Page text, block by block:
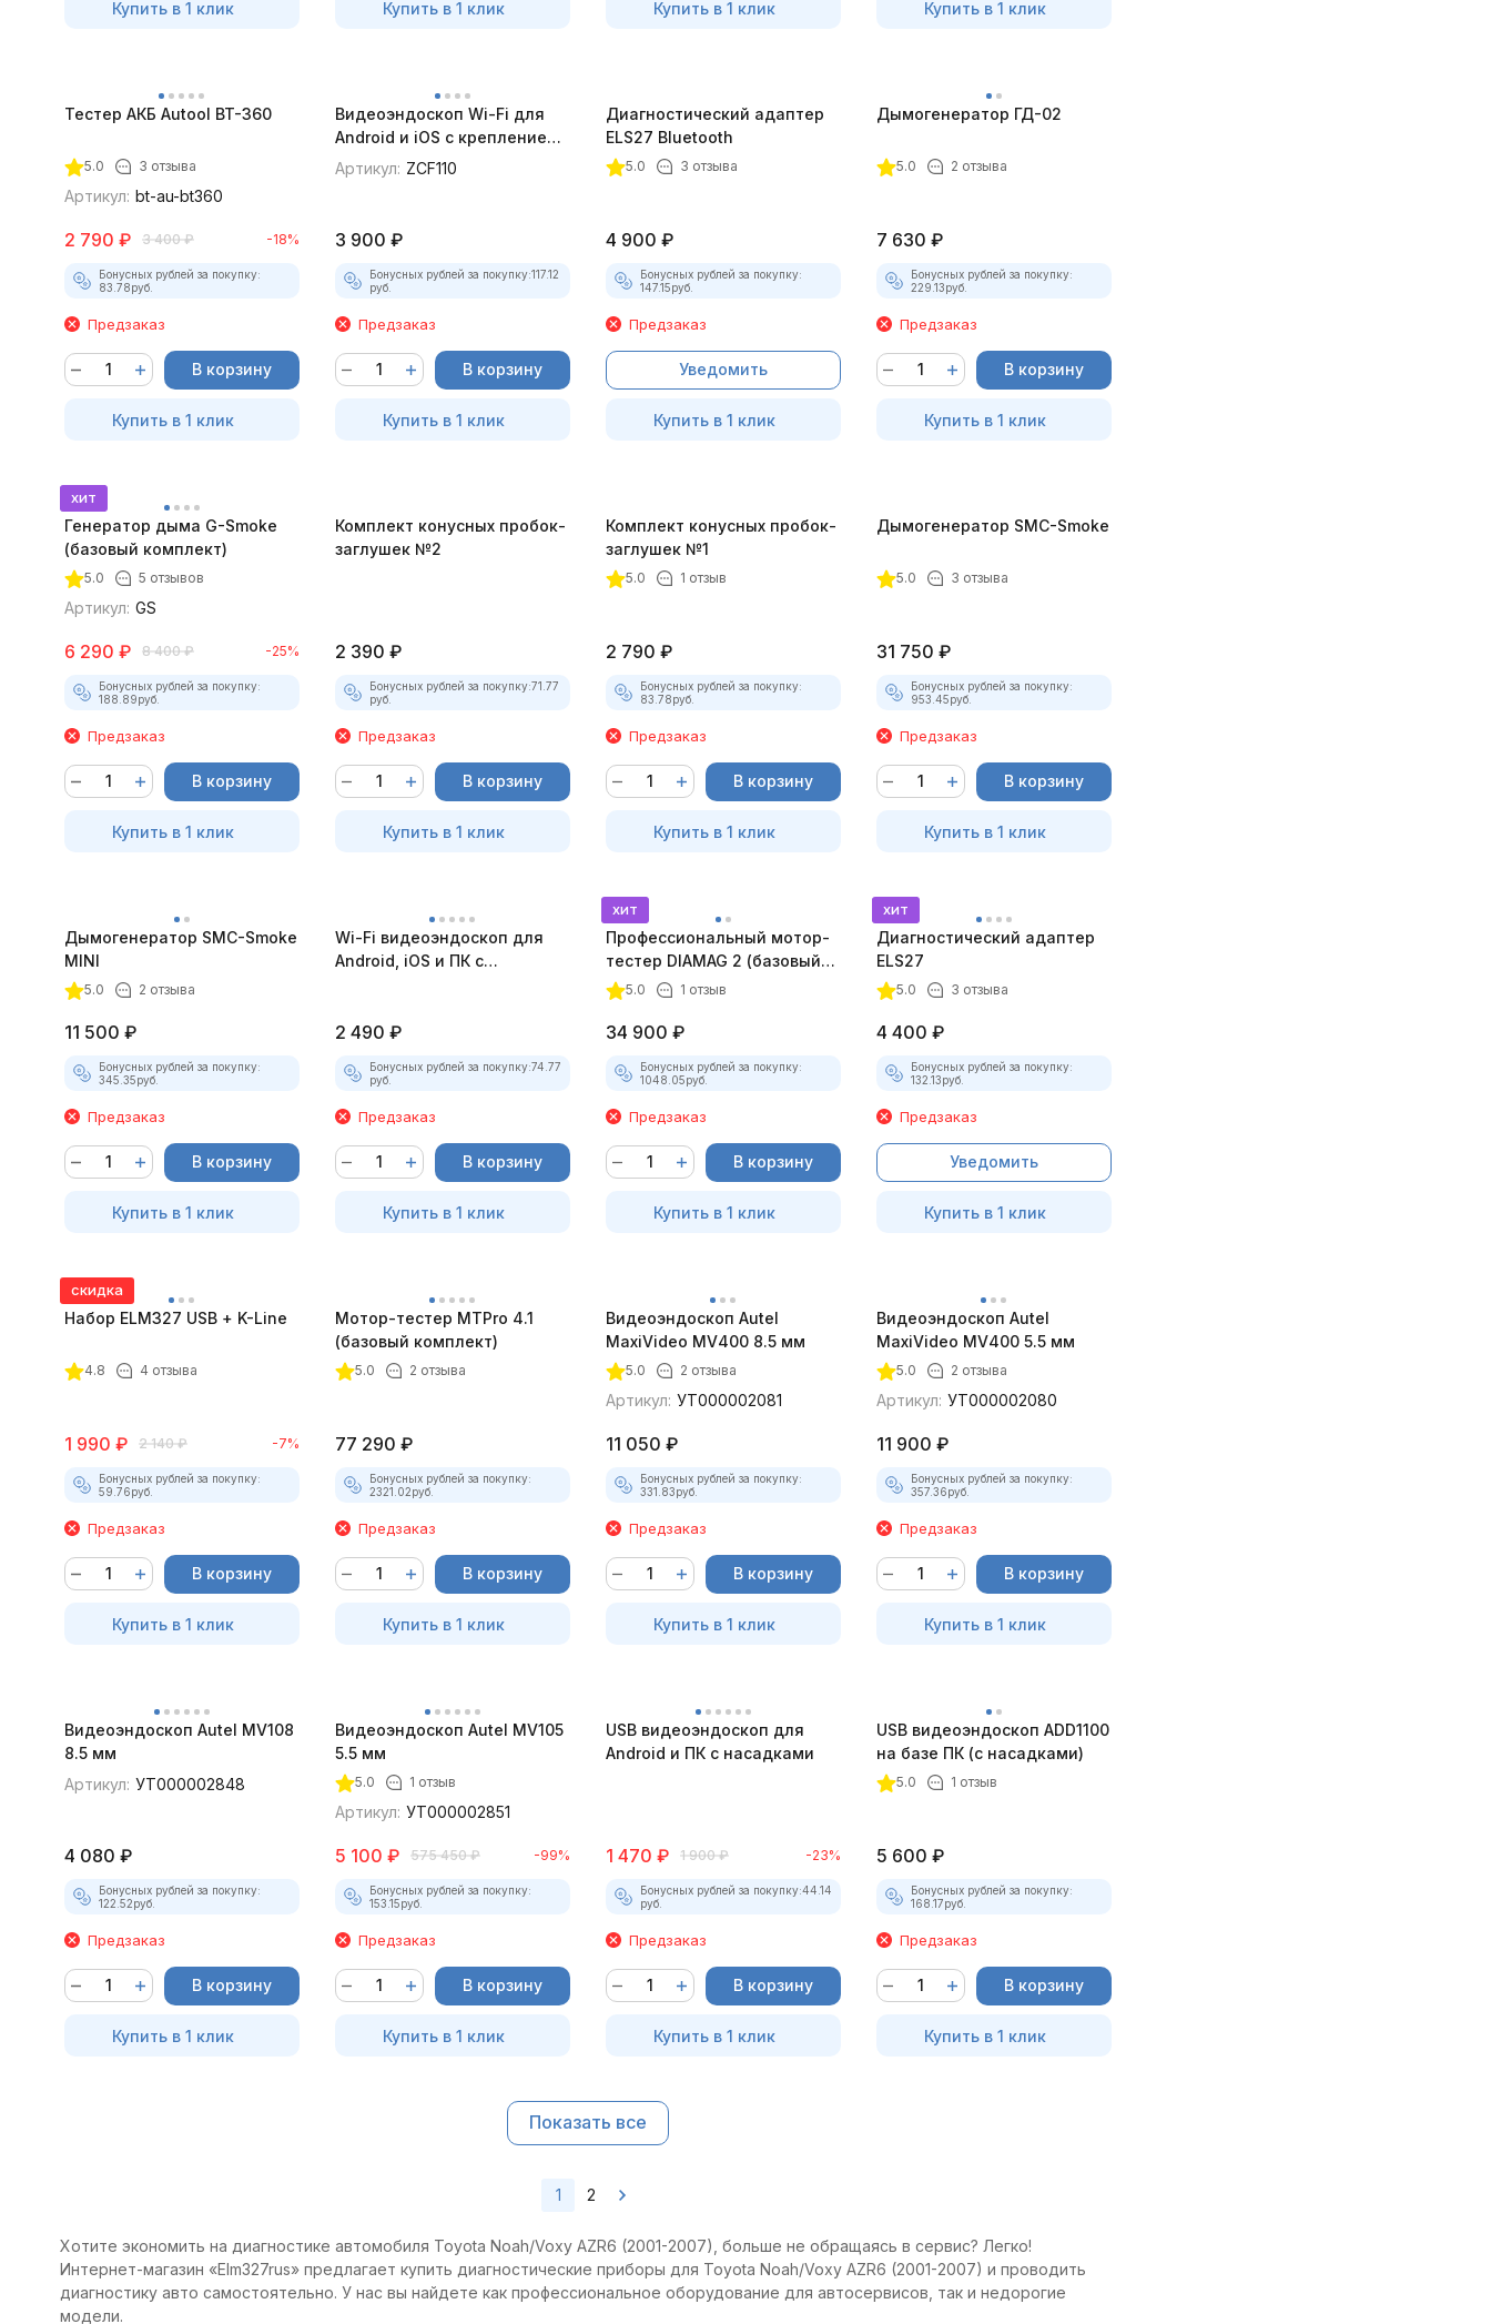
Купить в 1 клик Купить в 1 клик Купить в 1 клик Купить в 1 клик
Тестер АКБ Autool BT-360
5.0 3 отзыва
Артикул: bt-au-bt360
2 790 ₽ 3 400 ₽ -18%
Бонусных рублей за покупку:
83.78руб.
Предзаказ
В корзину
Купить в 1 клик
Видеоэндоскоп Wi-Fi для
Android и iOS с креплением
для смартфона
Артикул: ZCF110
3 900 ₽
Бонусных рублей за покупку:117.12
руб.
Предзаказ
В корзину
Купить в 1 клик
Диагностический адаптер
ELS27 Bluetooth
5.0 3 отзыва
4 900 ₽
Бонусных рублей за покупку:
147.15руб.
Предзаказ
Уведомить
Купить в 1 клик
Дымогенератор ГД-02
5.0 2 отзыва
7 630 ₽
Бонусных рублей за покупку:
229.13руб.
Предзаказ
В корзину
Купить в 1 клик
хит
Генератор дыма G-Smoke
(базовый комплект)
5.0 5 отзывов
Артикул: GS
6 290 ₽ 8 400 ₽ -25%
Бонусных рублей за покупку:
188.89руб.
Предзаказ
В корзину
Купить в 1 клик
Комплект конусных пробок-
заглушек №2
2 390 ₽
Бонусных рублей за покупку:71.77
руб.
Предзаказ
В корзину
Купить в 1 клик
Комплект конусных пробок-
заглушек №1
5.0 1 отзыв
2 790 ₽
Бонусных рублей за покупку:
83.78руб.
Предзаказ
В корзину
Купить в 1 клик
Дымогенератор SMC-Smoke
5.0 3 отзыва
31 750 ₽
Бонусных рублей за покупку:
953.45руб.
Предзаказ
В корзину
Купить в 1 клик
Дымогенератор SMC-Smoke
MINI
5.0 2 отзыва
11 500 ₽
Бонусных рублей за покупку:
345.35руб.
Предзаказ
В корзину
Купить в 1 клик
Wi-Fi видеоэндоскоп для
Android, iOS и ПК с
2 490 ₽
Бонусных рублей за покупку:74.77
руб.
Предзаказ
В корзину
Купить в 1 клик
хит
Профессиональный мотор-
тестер DIAMAG 2 (базовый
комплект)
5.0 1 отзыв
34 900 ₽
Бонусных рублей за покупку:
1048.05руб.
Предзаказ
В корзину
Купить в 1 клик
хит
Диагностический адаптер
ELS27
5.0 3 отзыва
4 400 ₽
Бонусных рублей за покупку:
132.13руб.
Предзаказ
Уведомить
Купить в 1 клик
скидка
Набор ELM327 USB + K-Line
4.8 4 отзыва
1 990 ₽ 2 140 ₽ -7%
Бонусных рублей за покупку:
59.76руб.
Предзаказ
В корзину
Купить в 1 клик
Мотор-тестер MTPro 4.1
(базовый комплект)
5.0 2 отзыва
77 290 ₽
Бонусных рублей за покупку:
2321.02руб.
Предзаказ
В корзину
Купить в 1 клик
Видеоэндоскоп Autel
MaxiVideo MV400 8.5 мм
5.0 2 отзыва
Артикул: УТ000002081
11 050 ₽
Бонусных рублей за покупку:
331.83руб.
Предзаказ
В корзину
Купить в 1 клик
Видеоэндоскоп Autel
MaxiVideo MV400 5.5 мм
5.0 2 отзыва
Артикул: УТ000002080
11 900 ₽
Бонусных рублей за покупку:
357.36руб.
Предзаказ
В корзину
Купить в 1 клик
Видеоэндоскоп Autel MV108
8.5 мм
Артикул: УТ000002848
4 080 ₽
Бонусных рублей за покупку:
122.52руб.
Предзаказ
В корзину
Купить в 1 клик
Видеоэндоскоп Autel MV105
5.5 мм
5.0 1 отзыв
Артикул: УТ000002851
5 100 ₽ 575 450 ₽ -99%
Бонусных рублей за покупку:
153.15руб.
Предзаказ
В корзину
Купить в 1 клик
USB видеоэндоскоп для
Android и ПК с насадками
1 470 ₽ 1 900 ₽ -23%
Бонусных рублей за покупку:44.14
руб.
Предзаказ
В корзину
Купить в 1 клик
USB видеоэндоскоп ADD1100
на базе ПК (с насадками)
5.0 1 отзыв
5 600 ₽
Бонусных рублей за покупку:
168.17руб.
Предзаказ
В корзину
Купить в 1 клик
Показать все
1 2
Хотите экономить на диагностике автомобиля Toyota Noah/Voxy AZR6 (2001-2007), больше не обращаясь в сервис? Легко!
Интернет-магазин «Elm327rus» предлагает купить диагностические приборы для Toyota Noah/Voxy AZR6 (2001-2007) и проводить
диагностику авто самостоятельно. У нас вы найдете как профессиональное оборудование для автосервисов, так и недорогие
модели.